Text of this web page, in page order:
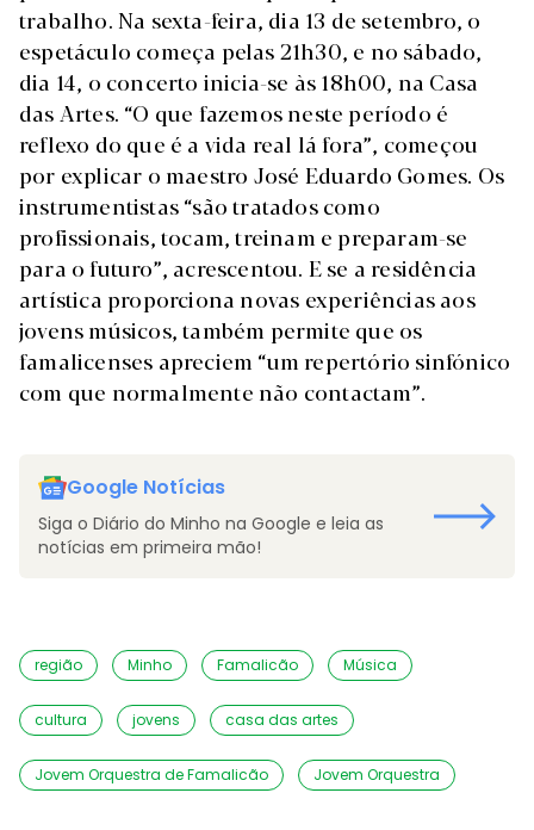
trabalho. Na sexta-feira, dia 13 de setembro, o
espetáculo começa pelas 21h30, e no sábado,
dia 14, o concerto inicia-se às 18h00, na Casa
das Artes. “O que fazemos neste período é
reflexo do que é a vida real lá fora”, começou
por explicar o maestro José Eduardo Gomes. Os
instrumentistas “são tratados como
profissionais, tocam, treinam e preparam-se
para o futuro”, acrescentou. E se a residência
artística proporciona novas experiências aos
jovens músicos, também permite que os
famalicenses apreciem “um repertório sinfónico
com que normalmente não contactam”.
Google Notícias
Siga o Diário do Minho na Google e leia as
notícias em primeira mão!
região Minho Famalicão Música
cultura jovens casa das artes
Jovem Orquestra de Famalicão Jovem Orquestra